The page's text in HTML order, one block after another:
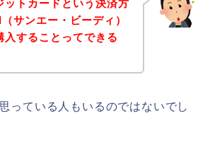
ットカードという決済方
サンエー・ビーディ）
入することってできる
っている人もいるのではないでし